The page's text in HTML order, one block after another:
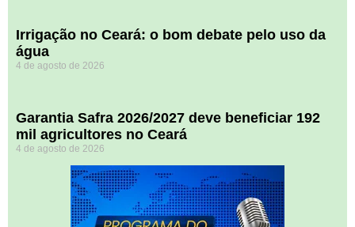
Irrigação no Ceará: o bom debate pelo uso da
água
4 de agosto de 2026
Garantia Safra 2026/2027 deve beneficiar 192
mil agricultores no Ceará
4 de agosto de 2026